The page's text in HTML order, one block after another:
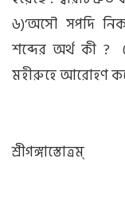
৬)‘অসৌ সপদি
শব্দের অর্থ কী ?
মহীরুহে আরোহণ
শ্রীগঙ্গাস্তোত্রম্